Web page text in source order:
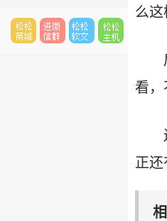
么这
看，
正